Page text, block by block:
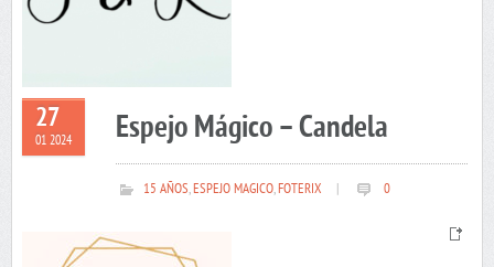
27
01 2024 Espejo Mágico – Candela
15 AÑOS,ESPEJO MAGICO,FOTERIX 0